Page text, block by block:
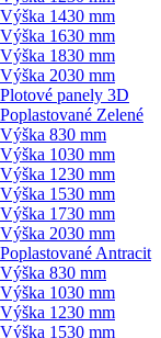
Výška 1430 mm
Výška 1630 mm
Výška 1830 mm
Výška 2030 mm
Plotové panely 3D
Poplastované Zelené
Výška 830 mm
Výška 1030 mm
Výška 1230 mm
Výška 1530 mm
Výška 1730 mm
Výška 2030 mm
Poplastované Antracit
Výška 830 mm
Výška 1030 mm
Výška 1230 mm
Výška 1530 mm